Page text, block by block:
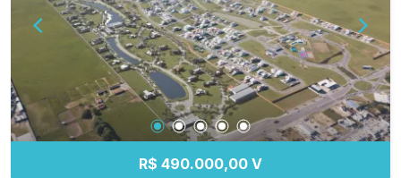
R$ 490.000,00 V